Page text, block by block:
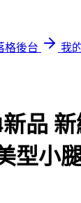
格後台
我
品
型小